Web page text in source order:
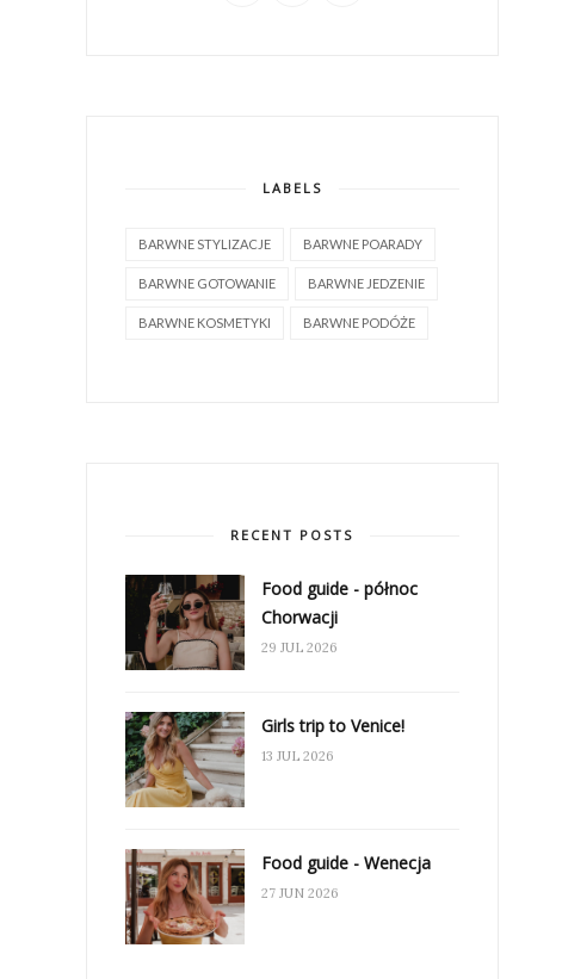
LABELS
BARWNE STYLIZACJE BARWNE POARADY
BARWNE GOTOWANIE BARWNE JEDZENIE
BARWNE KOSMETYKI BARWNE PODÓŻE
RECENT POSTS
Food guide - północ
Chorwacji
29 JUL 2026
Girls trip to Venice!
13 JUL 2026
Food guide - Wenecja
27 JUN 2026